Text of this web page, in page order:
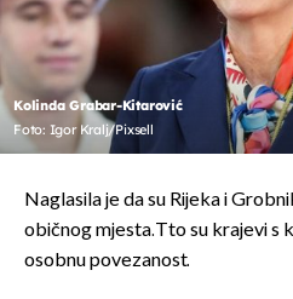
Kolinda Grabar-Kitarović
Foto: Igor Kralj/Pixsell
Naglasila je da su Rijeka i
običnog mjesta.Tto su krajevi s
osobnu povezanost.